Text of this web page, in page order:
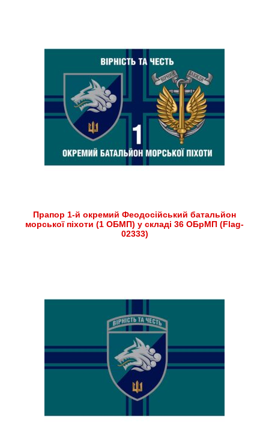
Прапор 1-й окремий Феодосійський батальйон
морської піхоти (1 ОБМП) у складі 36 ОБрМП (Flag-
02333)